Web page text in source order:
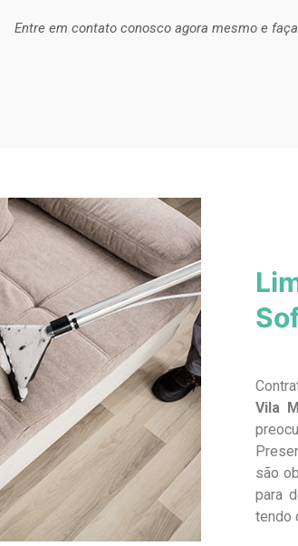
Entre em contato conosco agora mesmo e
Vila
são
para
tendo